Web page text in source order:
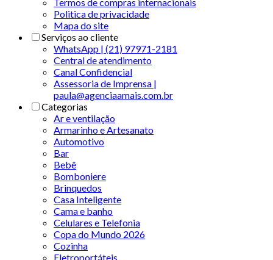
Politica de privacidade
Mapa do site
Serviços ao cliente
WhatsApp | (21) 97971-2181
Central de atendimento
Canal Confidencial
Assessoria de Imprensa |
paula@agenciaamais.com.br
Categorias
Ar e ventilação
Armarinho e Artesanato
Automotivo
Bar
Bebê
Bomboniere
Brinquedos
Casa Inteligente
Cama e banho
Celulares e Telefonia
Copa do Mundo 2026
Cozinha
Eletroportáteis